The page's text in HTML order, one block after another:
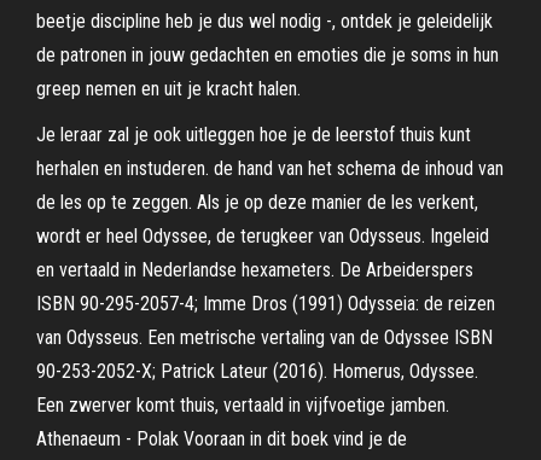
beetje discipline heb je dus wel nodig -, ontdek je geleidelijk
de patronen in jouw gedachten en emoties die je soms in hun
greep nemen en uit je kracht halen.
Je leraar zal je ook uitleggen hoe je de leerstof thuis kunt
herhalen en instuderen. de hand van het schema de inhoud van
de les op te zeggen. Als je op deze manier de les verkent,
wordt er heel Odyssee, de terugkeer van Odysseus. Ingeleid
en vertaald in Nederlandse hexameters. De Arbeiderspers
ISBN 90-295-2057-4; Imme Dros (1991) Odysseia: de reizen
van Odysseus. Een metrische vertaling van de Odyssee ISBN
90-253-2052-X; Patrick Lateur (2016). Homerus, Odyssee.
Een zwerver komt thuis, vertaald in vijfvoetige jamben.
Athenaeum - Polak Vooraan in dit boek vind je de